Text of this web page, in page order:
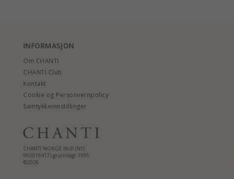
INFORMASJON
Om CHANTI
CHANTI Club
Kontakt
Cookie og Personvernpolicy
Samtykkeinnstillinger
CHANTI NORGE NUF (NO
992019417) grunnlagt 1995
©2026